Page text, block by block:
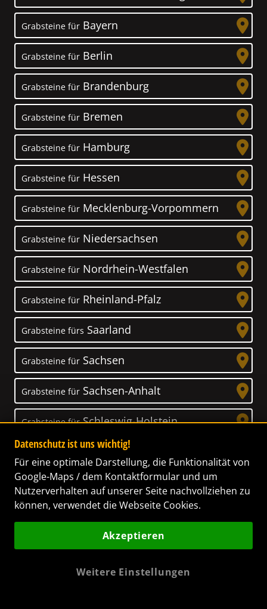
Grabsteine für Bayern
Grabsteine für Berlin
Grabsteine für Brandenburg
Grabsteine für Bremen
Grabsteine für Hamburg
Grabsteine für Hessen
Grabsteine für Mecklenburg-Vorpommern
Grabsteine für Niedersachsen
Grabsteine für Nordrhein-Westfalen
Grabsteine für Rheinland-Pfalz
Grabsteine fürs Saarland
Grabsteine für Sachsen
Grabsteine für Sachsen-Anhalt
Grabsteine fürSchleswig-Holstein
Thüringen
es uns zur Aufgabe gemacht, Ihnen dabei zu
Datenschutz ist uns wichtig!
Für eine optimale Darstellung, die Funktionalität von
Google-Maps / dem Kontaktformular und um
Nutzerverhalten auf unserer Seite nachvollziehen zu
können, verwendet die Webseite Cookies.
Akzeptieren
Weitere Einstellungen